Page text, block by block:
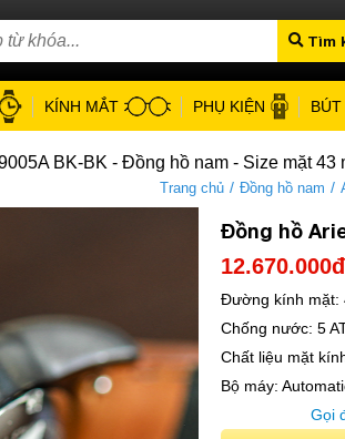
Tìm
KÍNH MẮT PHỤ KIỆN BÚT
BK-BK - Đồng hồ nam - Size mặt
Trang chủ / Đồng hồ nam /
Đồng hồ
12.670.000đ
Đường kính mặt:
Chống nước: 5
Chất liệu mặt
Bộ máy:
Gọi